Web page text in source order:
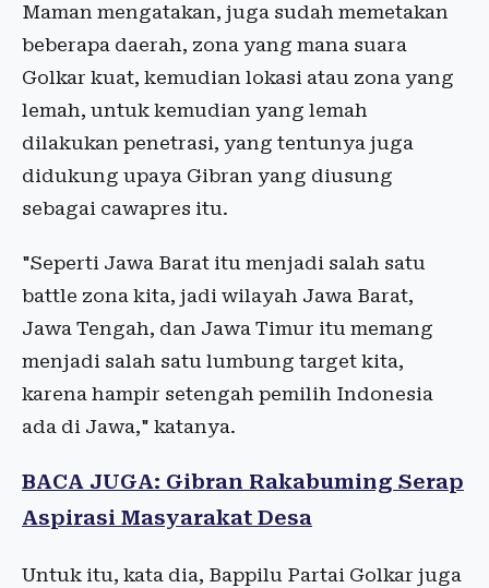
Maman mengatakan, juga sudah memetakan
beberapa daerah, zona yang mana suara
Golkar kuat, kemudian lokasi atau zona yang
lemah, untuk kemudian yang lemah
dilakukan penetrasi, yang tentunya juga
didukung upaya Gibran yang diusung
sebagai cawapres itu.
"Seperti Jawa Barat itu menjadi salah satu
battle zona kita, jadi wilayah Jawa Barat,
Jawa Tengah, dan Jawa Timur itu memang
menjadi salah satu lumbung target kita,
karena hampir setengah pemilih Indonesia
ada di Jawa," katanya.
BACA JUGA: Gibran Rakabuming Serap
Aspirasi Masyarakat Desa
Untuk itu, kata dia, Bappilu Partai Golkar juga